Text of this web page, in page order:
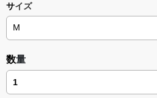
手首にフィットするリブ付きのため、
定され、日常の動作を邪魔しません。
ける仕様です。
【ボディカラー：2色】
・ホワイト / ブラック
【ロゴカラー：4色】
1.ピンク / Pink
2.スカイブルー / Sky Blue
サイズ
数量